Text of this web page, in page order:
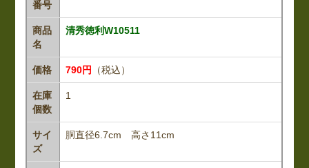
番号
商品
名
清秀徳利W10511
価格 790円 （税込）
在庫
個数
1
サイ
ズ
胴直径6.7cm 高さ11cm